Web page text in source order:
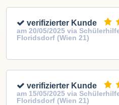
verifizierter Kunde
am 20/05/2025 via
Floridsdorf (Wien 21)
verifizierter Kunde
am 15/05/2025 via
Floridsdorf (Wien 21)